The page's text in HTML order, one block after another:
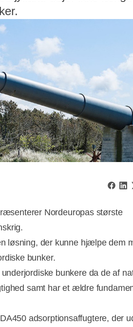
Nordeuropas største
løsning, der kunne hjælpe dem
bunker.
bunkere da de af
samt har et ældre
adsorptionsaffugtere, der